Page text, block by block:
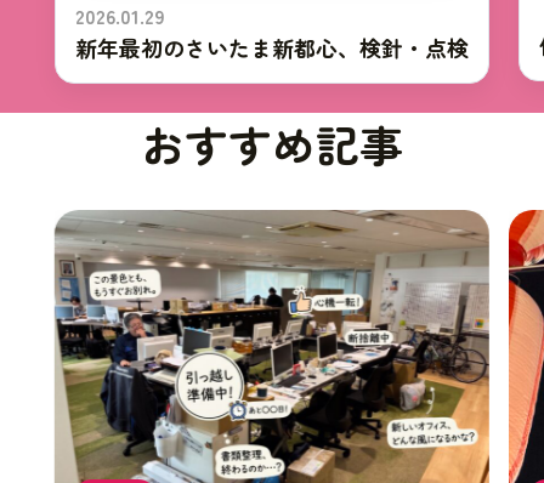
2026.01.29
新年最初のさいたま新都心、検針・点検
おすすめ記事